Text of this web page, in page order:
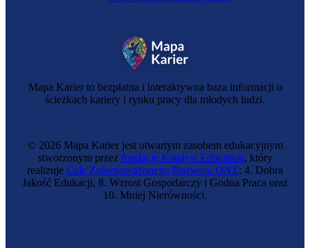
Krawcowa
Mapa Karier to bezpłatna i interaktywna baza informacji o
ścieżkach kariery i rynku pracy dla młodych ludzi.
© 2026 Mapa Karier jest otwartym zasobem edukacyjnym
stworzonym przez fundację Katalyst Education, który
realizuje Cele Zrównoważonego Rozwoju ONZ: 4. Dobra
Jakość Edukacji, 8. Wzrost Gospodarczy i Godna Praca oraz
10. Mniej Nierówności.